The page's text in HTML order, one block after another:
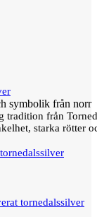
symbolik från norr
tradition från
starka rötter